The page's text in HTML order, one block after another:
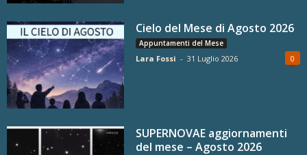
Cielo del Mese di Agosto 2026
Appuntamenti del Mese
Lara Fossi - 31 Luglio 2026 0
SUPERNOVAE aggiornamenti
del mese – Agosto 2026